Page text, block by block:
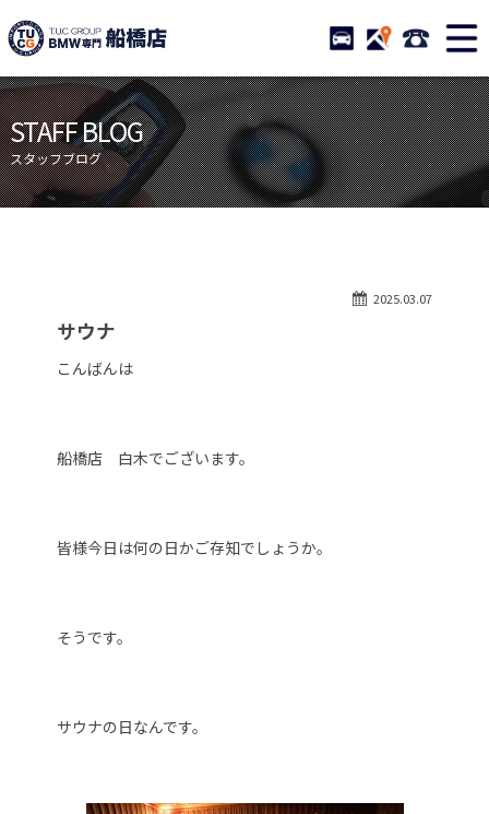
TUCグループ BMW専門 船
STOCK ACCESS 047-
ニュース
在庫リスト
目玉車両一覧
店舗紹介
保証＆サービス
アクセスマップ
自動車保険
STAFF BLOG
スタッフブログ
2025.03.07
サウナ
こんばんは
船橋店 白木でございます。
皆様今日は何の日かご存知でしょうか。
そうです。
サウナの日なんです。